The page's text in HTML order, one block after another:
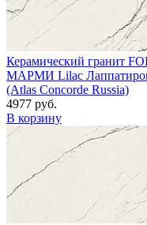
Керамический гранит
МАРМИ Lilac
(Atlas Concorde Russia)
4977 руб.
В корзину